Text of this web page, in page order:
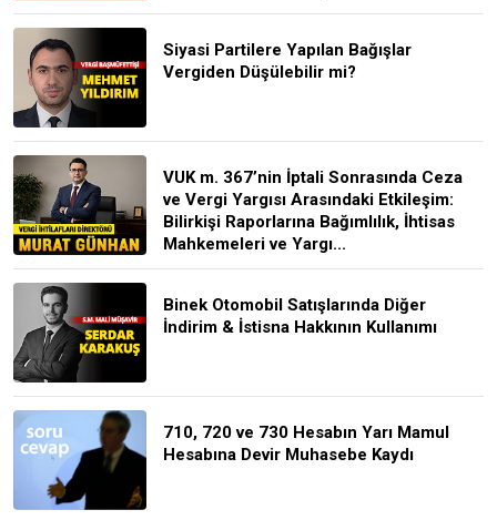
Siyasi Partilere Yapılan Bağışlar
Vergiden Düşülebilir mi?
VUK m. 367’nin İptali Sonrasında Ceza
ve Vergi Yargısı Arasındaki Etkileşim:
Bilirkişi Raporlarına Bağımlılık, İhtisas
Mahkemeleri ve Yargı...
Binek Otomobil Satışlarında Diğer
İndirim & İstisna Hakkının Kullanımı
710, 720 ve 730 Hesabın Yarı Mamul
Hesabına Devir Muhasebe Kaydı